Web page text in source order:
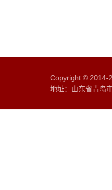
Copyright © 2014-
地址：山东省青岛